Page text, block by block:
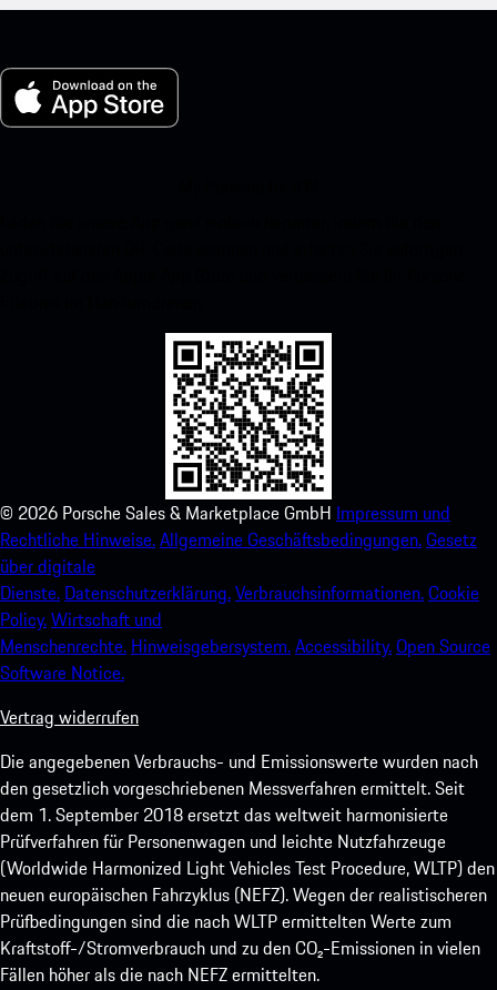
© 2026 Porsche Sales & Marketplace GmbH Impressum und
Rechtliche Hinweise.Allgemeine Geschäftsbedingungen.Gesetz
über digitale
Dienste. Datenschutzerklärung.Verbrauchsinformationen.Cookie
Policy.Wirtschaft und
Menschenrechte. Hinweisgebersystem.Accessibility.Open Source
Software Notice.
Vertrag widerrufen
Die angegebenen Verbrauchs- und Emissionswerte wurden nach
den gesetzlich vorgeschriebenen Messverfahren ermittelt. Seit
dem 1. September 2018 ersetzt das weltweit harmonisierte
Prüfverfahren für Personenwagen und leichte Nutzfahrzeuge
(Worldwide Harmonized Light Vehicles Test Procedure, WLTP) den
neuen europäischen Fahrzyklus (NEFZ). Wegen der realistischeren
Prüfbedingungen sind die nach WLTP ermittelten Werte zum
Kraftstoff-/Stromverbrauch und zu den CO₂-Emissionen in vielen
Fällen höher als die nach NEFZ ermittelten.